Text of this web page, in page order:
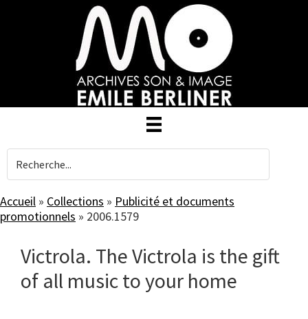
Accueil » Collections » Publicité et documents
promotionnels » 2006.1579
Victrola. The Victrola is the gift
of all music to your home